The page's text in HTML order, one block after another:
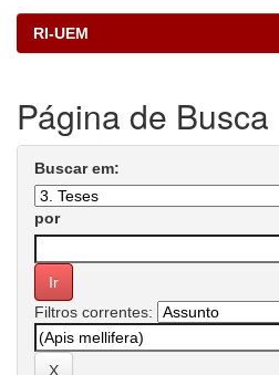
RI-UEM
Página de Busca
Buscar em:
por
Filtros correntes: